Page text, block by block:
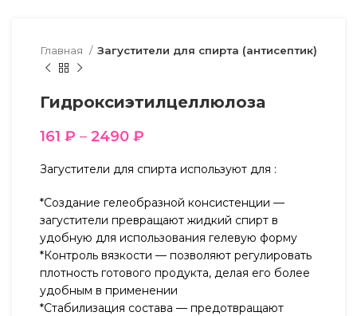
Главная Загустители для спирта (антисептик)
Гидроксиэтилцеллюлоза
161 ₽ – 2490 ₽
Загустители для спирта используют для :
*Создание гелеобразной консистенции —
загустители превращают жидкий спирт в
удобную для использования гелевую форму
*Контроль вязкости — позволяют регулировать
плотность готового продукта, делая его более
удобным в применении
*Стабилизация состава — предотвращают